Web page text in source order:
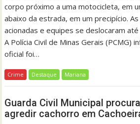
corpo próximo a uma motocicleta, em
abaixo da estrada, em um precipício.
acionadas e equipes se deslocaram
A Polícia Civil de Minas Gerais (PCMG)
oficial foi…
Crime Destaque Mariana
Guarda Civil Municipal
agredir cachorro em